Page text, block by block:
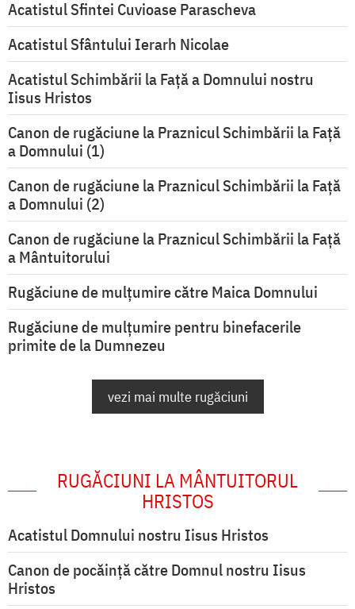
Acatistul Sfintei Cuvioase Parascheva
Acatistul Sfântului Ierarh Nicolae
Acatistul Schimbării la Faţă a Domnului nostru
Iisus Hristos
Canon de rugăciune la Praznicul Schimbării la Faţă
a Domnului (1)
Canon de rugăciune la Praznicul Schimbării la Faţă
a Domnului (2)
Canon de rugăciune la Praznicul Schimbării la Față
a Mântuitorului
Rugăciune de mulţumire către Maica Domnului
Rugăciune de mulțumire pentru binefacerile
primite de la Dumnezeu
vezi mai multe rugăciuni
RUGĂCIUNI LA MÂNTUITORUL
HRISTOS
Acatistul Domnului nostru Iisus Hristos
Canon de pocăință către Domnul nostru Iisus
Hristos